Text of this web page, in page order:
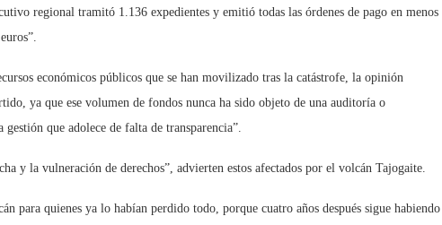
regional tramitó 1.136 expedientes y emitió todas las órdenes de pago en menos
económicos públicos que se han movilizado tras la catástrofe, la opinión
ya que ese volumen de fondos nunca ha sido objeto de una auditoría o
que adolece de falta de transparencia”.
y la vulneración de derechos”, advierten estos afectados por el volcán Tajogaite.
para quienes ya lo habían perdido todo, porque cuatro años después sigue habiendo